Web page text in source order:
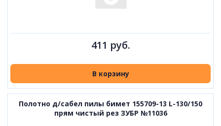
411 руб.
В корзину
Полотно д/сабел пилы бимет 155709-13 L-130/150
прям чистый рез ЗУБР №11036